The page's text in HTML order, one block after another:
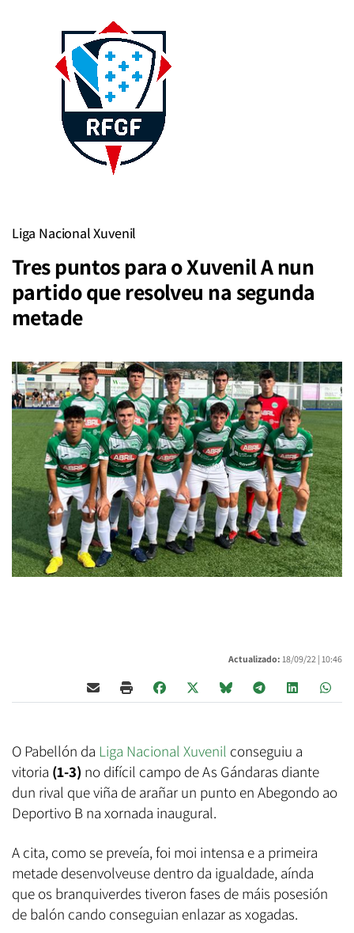
Liga Nacional Xuvenil
Tres puntos para o Xuvenil A nun
partido que resolveu na segunda
metade
Actualizado: 18/09/22 | 10:46
O Pabellón da Liga Nacional Xuvenil conseguiu a
vitoria (1-3) no difícil campo de As Gándaras diante
dun rival que viña de arañar un punto en Abegondo ao
Deportivo B na xornada inaugural.
A cita, como se preveía, foi moi intensa e a primeira
metade desenvolveuse dentro da igualdade, aínda
que os branquiverdes tiveron fases de máis posesión
de balón cando conseguian enlazar as xogadas.